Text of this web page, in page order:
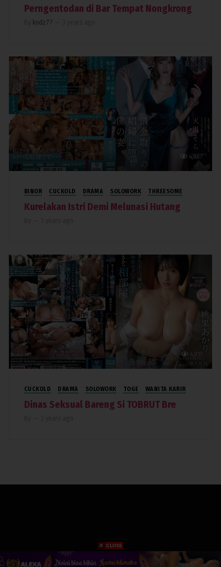
Perngentodan di Bar Tempat Nongkrong
kndz77
4,967
BINOR CUCKOLD DRAMA SOLOWORK THREESOME
Kurelakan Istri Demi Melunasi Hutang
4,817
CUCKOLD DRAMA SOLOWORK TOGE WANITA KARIR
Dinas Seksual Bareng Si TOBRUT Bre
COPYRIGHT 2019. RUMAHPERJAKA